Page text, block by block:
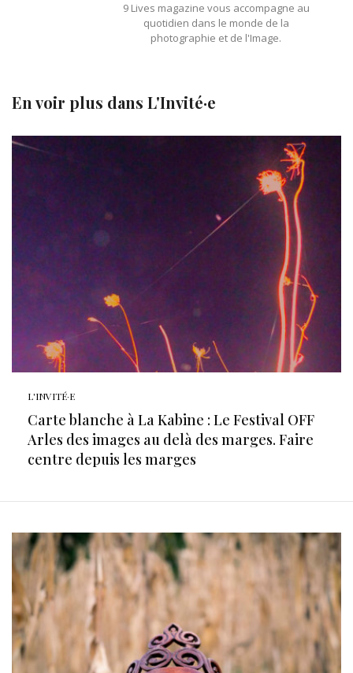
9 Lives magazine vous accompagne au
quotidien dans le monde de la
photographie et de l'Image.
En voir plus dans L'Invité·e
L'INVITÉ·E
Carte blanche à La Kabine : Le Festival OFF
Arles des images au delà des marges. Faire
centre depuis les marges